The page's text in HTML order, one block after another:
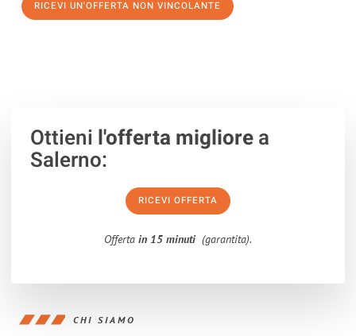
RICEVI UN'OFFERTA NON VINCOLANTE
Ottieni l'offerta migliorea
Salerno:
RICEVI OFFERTA
Offerta in 15 minuti (garantita).
CHI SIAMO